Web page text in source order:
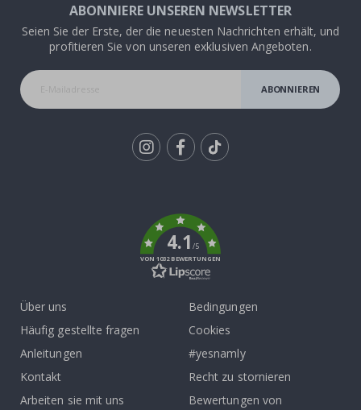
ABONNIERE UNSEREN NEWSLETTER
Seien Sie der Erste, der die neuesten Nachrichten erhält, und
profitieren Sie von unseren exklusiven Angeboten.
ABONNIEREN
4.1/5
VON 1032 BEWERTUNGEN
Über uns
Häufig gestellte fragen
Anleitungen
Kontakt
Arbeiten sie mit uns
Bedingungen
Cookies
#yesnamly
Recht zu stornieren
Bewertungen von